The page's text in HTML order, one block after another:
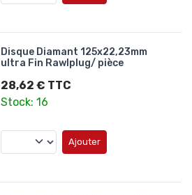
Disque Diamant 125x22,23mm
ultra Fin Rawlplug/ pièce
28,62 € TTC
Stock: 16
Ajouter